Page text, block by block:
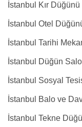
İstanbul Kır Düğünü
İstanbul Otel
İstanbul Tarihi
İstanbul Düğün
İstanbul Sosyal
İstanbul Balo ve
İstanbul Tekne